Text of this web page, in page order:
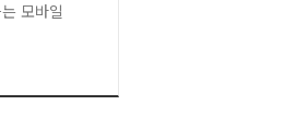
모바일